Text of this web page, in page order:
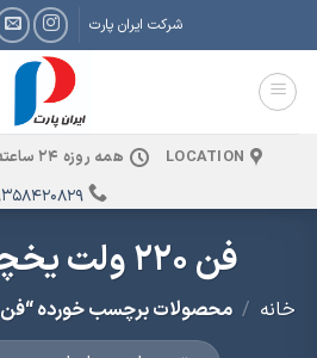
to
content
شرکت ایران پارت
LOCATION همه روزه 24 ساعته
فن 220 ولت یخچال و فریزر
خانه / محصولات برچسب خورده “فن 220 ولت یخچال و فریزر”